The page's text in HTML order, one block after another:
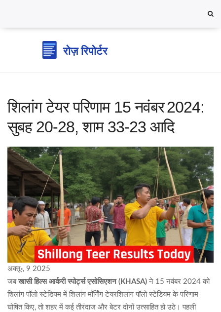
शिलांग टेयर परिणाम 15 नवंबर 2024:
सुबह 20‑28, शाम 33‑23 आदि
अक्तू॰, 9 2025
जब खासी हिल्स आर्करी स्पोर्ट्स एसोसिएशन (KHASA) ने 15 नवंबर 2024 को
शिलांग पॉलो स्टेडियम में शिलांग मॉर्निंग टेयरशिलांग पॉलो स्टेडियम के परिणाम
घोषित किए, तो शहर में कई तीरंदाज और बेटर दोनों उत्साहित हो उठे। पहली